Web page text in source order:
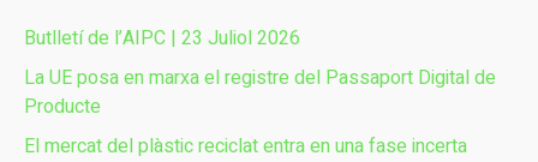
Butlletí de l’AIPC | 23 Juliol 2026
La UE posa en marxa el registre del Passaport Digital de
Producte
El mercat del plàstic reciclat entra en una fase incerta